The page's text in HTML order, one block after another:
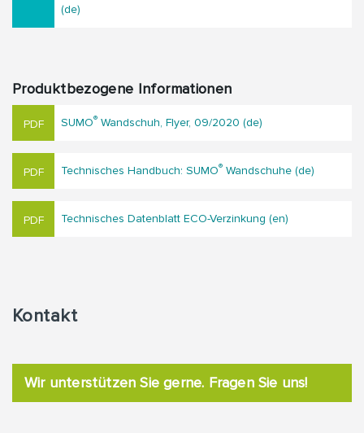
(de)
Produktbezogene Informationen
SUMO® Wandschuh, Flyer, 09/2020 (de)
Technisches Handbuch: SUMO® Wandschuhe (de)
Technisches Datenblatt ECO-Verzinkung (en)
Kontakt
Wir unterstützen Sie gerne. Fragen Sie uns!